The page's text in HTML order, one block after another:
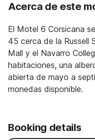
Acerca de este
El Motel 6 Corsicana
45 cerca de la Russell
Mall y el Navarro
habitaciones, una
abierta de mayo a
monedas disponible.
Booking details